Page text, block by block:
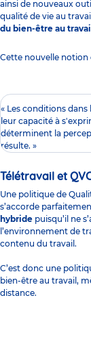
ainsi de nouveaux
qualité de vie au
du bien-être au travail
Cette nouvelle notion
« Les conditions dans
leur capacité à
déterminent la
résulte. »
Télétravail et
Une politique de
s’accorde
hybride puisqu’il ne
l’environnement de
contenu du travail.
C’est donc une
bien-être au travail,
distance.